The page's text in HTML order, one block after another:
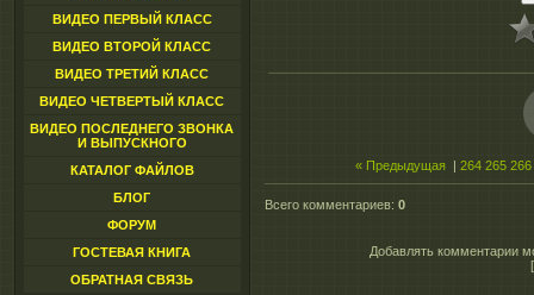
ВИДЕО ПЕРВЫЙ КЛАСС
ВИДЕО ВТОРОЙ КЛАСС
ВИДЕО ТРЕТИЙ КЛАСС
ВИДЕО ЧЕТВЕРТЫЙ КЛАСС
ВИДЕО ПОСЛЕДНЕГО ЗВОНКА
И ВЫПУСКНОГО
КАТАЛОГ ФАЙЛОВ
БЛОГ
ФОРУМ
ГОСТЕВАЯ КНИГА
ОБРАТНАЯ СВЯЗЬ
« Предыдущая 264 265 266
Всего комментариев: 0
Добавлять комментарии